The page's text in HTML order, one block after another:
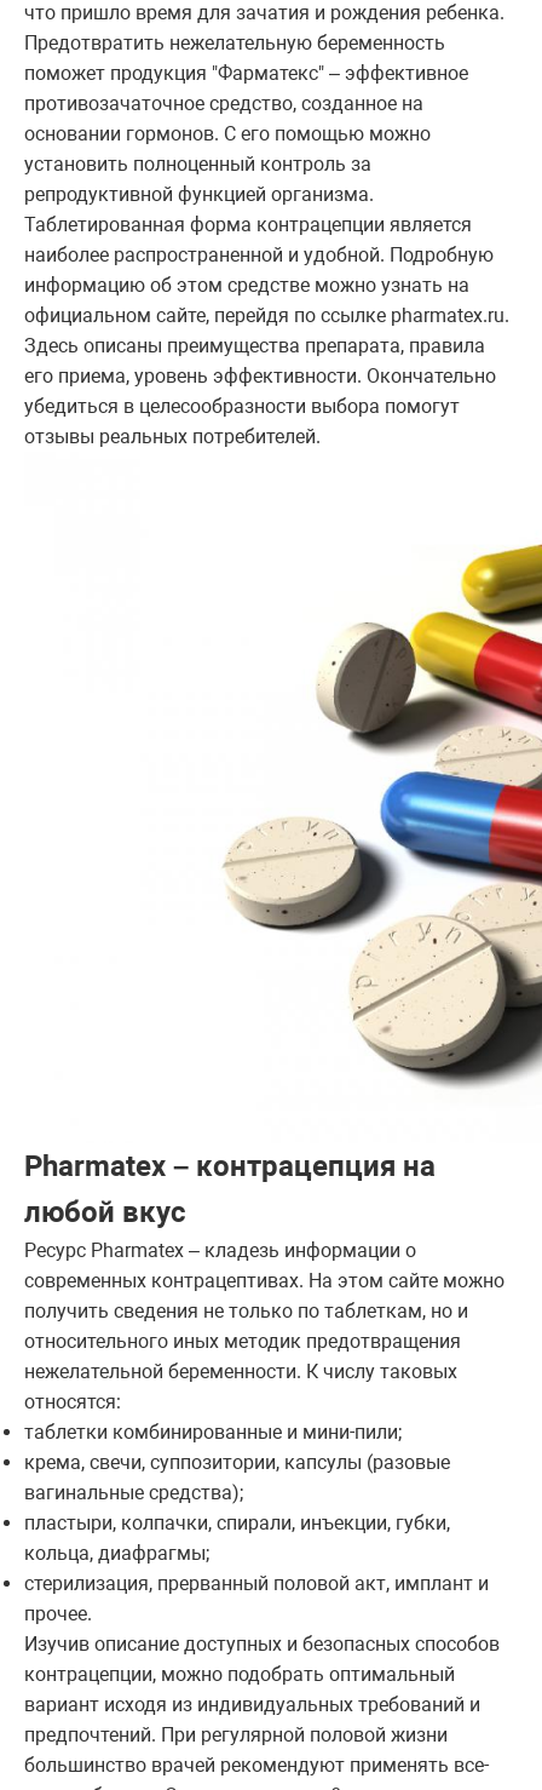
что пришло время для зачатия и рождения ребенка.
Предотвратить нежелательную беременность
поможет продукция "Фарматекс" – эффективное
противозачаточное средство, созданное на
основании гормонов. С его помощью можно
установить полноценный контроль за
репродуктивной функцией организма.
Таблетированная форма контрацепции является
наиболее распространенной и удобной. Подробную
информацию об этом средстве можно узнать на
официальном сайте, перейдя по ссылке pharmatex.ru.
Здесь описаны преимущества препарата, правила
его приема, уровень эффективности. Окончательно
убедиться в целесообразности выбора помогут
отзывы реальных потребителей.
Pharmatex – контрацепция на
любой вкус
Ресурс Pharmatex – кладезь информации о
современных контрацептивах. На этом сайте можно
получить сведения не только по таблеткам, но и
относительного иных методик предотвращения
нежелательной беременности. К числу таковых
относятся:
таблетки комбинированные и мини-пили;
крема, свечи, суппозитории, капсулы (разовые
вагинальные средства);
пластыри, колпачки, спирали, инъекции, губки,
кольца, диафрагмы;
стерилизация, прерванный половой акт, имплант и
прочее.
Изучив описание доступных и безопасных способов
контрацепции, можно подобрать оптимальный
вариант исходя из индивидуальных требований и
предпочтений. При регулярной половой жизни
большинство врачей рекомендуют применять все-